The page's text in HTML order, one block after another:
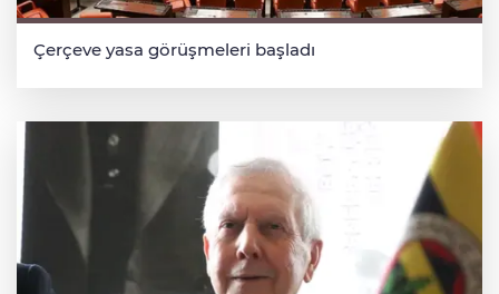
Çerçeve yasa görüşmeleri başladı